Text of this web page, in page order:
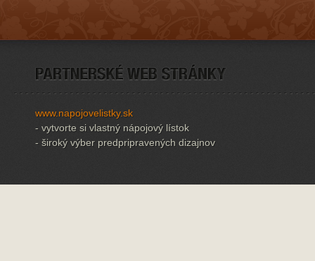
www.napojovelistky.sk
- vytvorte si vlastný nápojový lístok
- široký výber predpripravených dizajnov